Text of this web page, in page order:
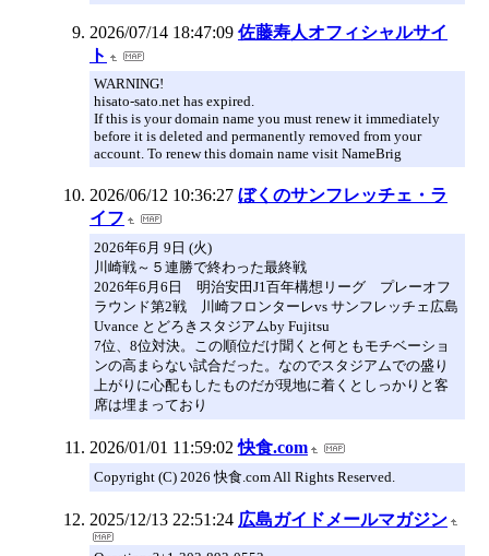
2026/07/14 18:47:09 佐藤寿人オフィシャルサイ
ト
WARNING!
hisato-sato.net has expired.
If this is your domain name you must renew it immediately
before it is deleted and permanently removed from your
account. To renew this domain name visit NameBrig
2026/06/12 10:36:27 ぼくのサンフレッチェ・ラ
イフ
2026年6月 9日 (火)
川崎戦～５連勝で終わった最終戦
2026年6月6日 明治安田J1百年構想リーグ プレーオフ
ラウンド第2戦 川崎フロンターレvs サンフレッチェ広島
Uvance とどろきスタジアムby Fujitsu
7位、8位対決。この順位だけ聞くと何ともモチベーショ
ンの高まらない試合だった。なのでスタジアムでの盛り
上がりに心配もしたものだが現地に着くとしっかりと客
席は埋まっており
2026/01/01 11:59:02 快食.com
Copyright (C) 2026 快食.com All Rights Reserved.
2025/12/13 22:51:24 広島ガイドメールマガジン